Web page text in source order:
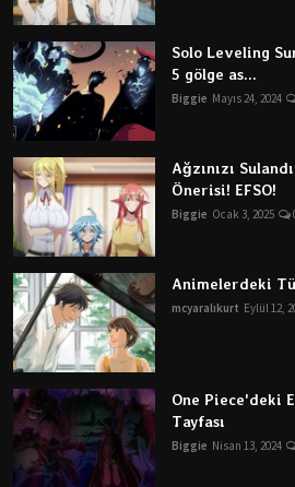
Anime Önerileri
Anime Karakterleri
Testler
Dizi & Film
Oyun
Öneriler
Listeler
K-Pop
İncelemeler
Çizgi Film
Solo Leveling
5 gölge as...
Biggie Mayıs 24, 2024
Ağzınızı
Önerisi! EFSO!
Biggie Ocak 3, 2025
Animelerdeki
mcyaralıkurt Eylül 12,
One Piece'deki
Tayfası
Biggie Nisan 13, 2024